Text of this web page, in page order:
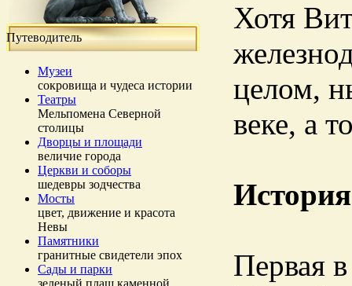
Путеводитель
Музеи
сокровища и чудеса истории
Театры
Мельпомена Северной
столицы
Дворцы и площади
величие города
Церкви и соборы
шедевры зодчества
Мосты
цвет, движение и красота
Невы
Памятники
гранитные свидетели эпох
Сады и парки
зеленый плащ каменной
Хотя
целом,
веке, а
Первая